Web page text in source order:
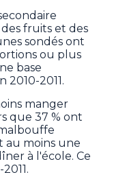
fruits et des
sondés ont
ou plus
base
2010-2011.
manger
que 37 % ont
au moins une
à l'école. Ce